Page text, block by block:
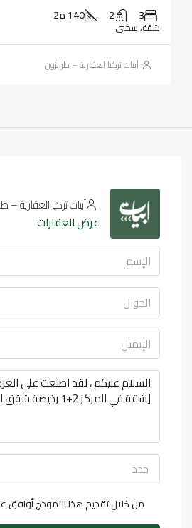
3
2 140 م2
شقة, سكني
أبيات تركيا العقارية – طرابزون
أبيات تركيا العقارية –
عرض العقارات
حدد
من خلال تقديم هذا النموذج أوافق